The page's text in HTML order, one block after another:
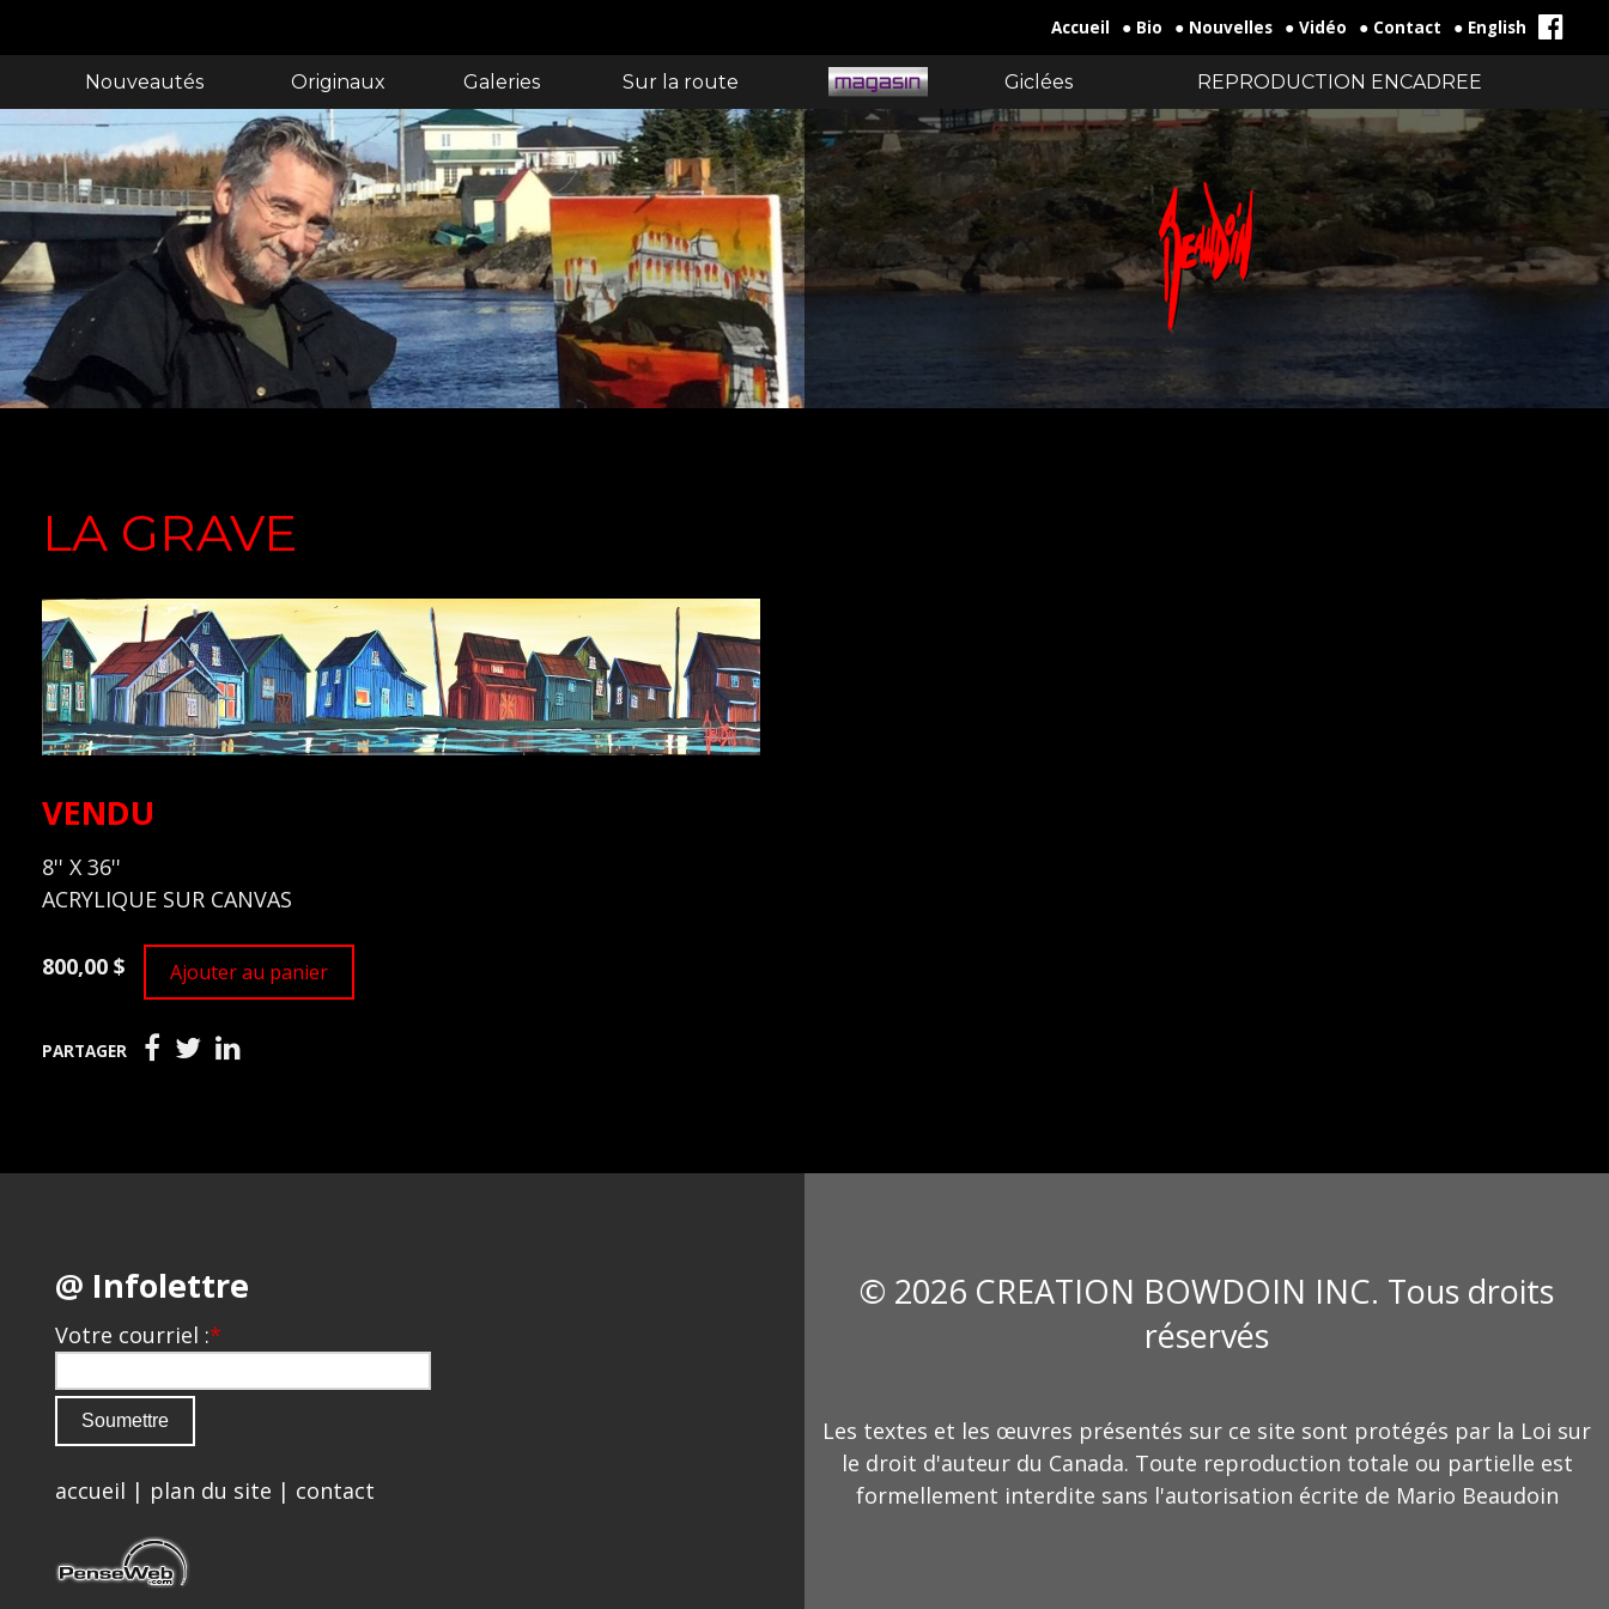
Accueil ● Bio ● Nouvelles ● Vidéo ● Contact ● English
Nouveautés Originaux Galeries Sur la route Giclées REPRODUCTION ENCADREE
LA GRAVE
VENDU
8'' X 36''
ACRYLIQUE SUR CANVAS
800,00 $ Ajouter au panier
PARTAGER
@ Infolettre
Votre courriel :*
accueil | plan du site | contact
© 2026 CREATION BOWDOIN INC. Tous droits
réservés
Les textes et les œuvres présentés sur ce site sont protégés par la Loi sur
le droit d'auteur du Canada. Toute reproduction totale ou partielle est
formellement interdite sans l'autorisation écrite de Mario Beaudoin